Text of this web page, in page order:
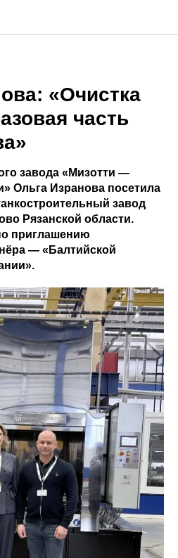
«Очистка
часть
завода «Мизотти —
Ольга Изранова посетила
завод
Рязанской области.
приглашению
— «Балтийской